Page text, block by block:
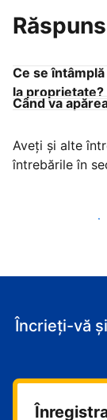
Ce se
la proprietate?
Când va
Aveți și alte
întrebările în
Începeţi să
Încrieți-vă